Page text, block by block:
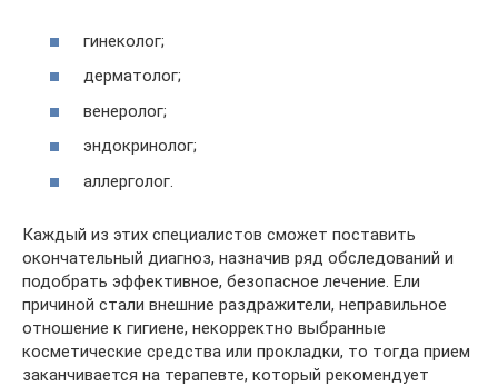
гинеколог;
дерматолог;
венеролог;
эндокринолог;
аллерголог.
Каждый из этих специалистов сможет поставить
окончательный диагноз, назначив ряд обследований и
подобрать эффективное, безопасное лечение. Ели
причиной стали внешние раздражители, неправильное
отношение к гигиене, некорректно выбранные
косметические средства или прокладки, то тогда прием
заканчивается на терапевте, который рекомендует